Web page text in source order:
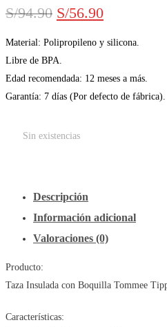
S/94.90 El
precio
original
era:
S/56.90El
precio
es:
Material: Polipropileno y silicona.
Libre de BPA.
Edad recomendada: 12 meses a más.
Garantía: 7 días (Por defecto de fábrica).
Sin existencias
Descripción
Información adicional
Valoraciones (0)
Producto:
Taza Insulada con Boquilla Tommee
Características: